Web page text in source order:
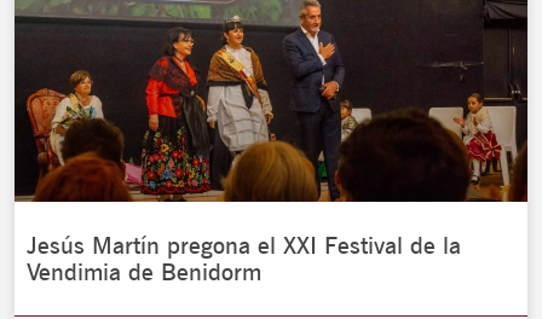
Jesús Martín pregona el XXI Festival de la
Vendimia de Benidorm